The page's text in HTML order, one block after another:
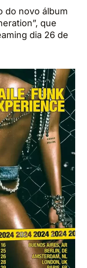
do novo álbum
que
dia 26 de